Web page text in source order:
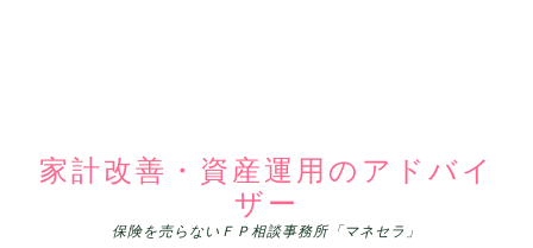
家計改善・資産運用のアドバイ
ザー
保険を売らないＦＰ相談事務所「マネセラ」